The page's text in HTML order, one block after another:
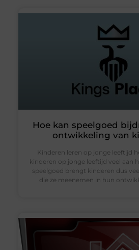
Hoe kan speelgoed
ontwikkeling van
Kinderen leren op jonge leeftijd
kinderen op jonge leeftijd veel aan
speelgoed brengt kinderen dus
die ze meenemen in hun